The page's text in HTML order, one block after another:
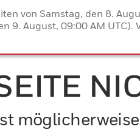
von Samstag, den 8.
9. August, 09:00 AM